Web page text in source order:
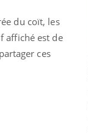
du coït, les
affiché est de
ces
: et si on